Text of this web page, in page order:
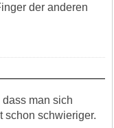
der anderen
man sich
schon schwieriger.